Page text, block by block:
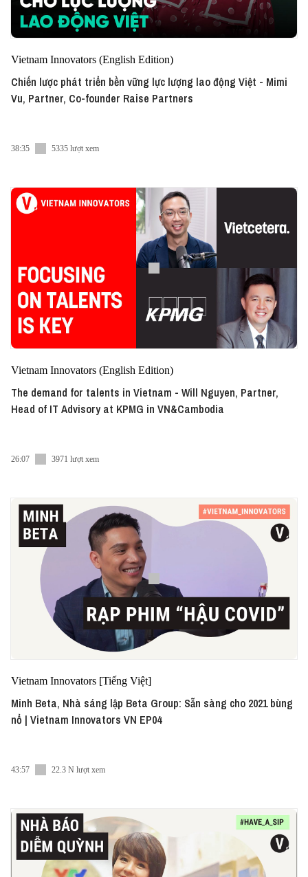
Vietnam Innovators (English Edition)
Chiến lược phát triển bền vững lực lượng lao động Việt - Mimi
Vu, Partner, Co-founder Raise Partners
38:35 5335 lượt xem
Vietnam Innovators (English Edition)
The demand for talents in Vietnam - Will Nguyen, Partner,
Head of IT Advisory at KPMG in VN&Cambodia
26:07 3971 lượt xem
Vietnam Innovators [Tiếng Việt]
Minh Beta, Nhà sáng lập Beta Group: Sẵn sàng cho 2021 bùng
nổ | Vietnam Innovators VN EP04
43:57 22.3 N lượt xem